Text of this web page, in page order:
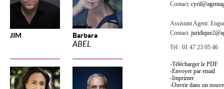
JIM Barbara
ABEL
Contact:
Assistant Agent:
Contact:
Tél : 01 47 23 05 46
Télécharger le PDF
Envoyer par email
Imprimer
Ouvrir dans un